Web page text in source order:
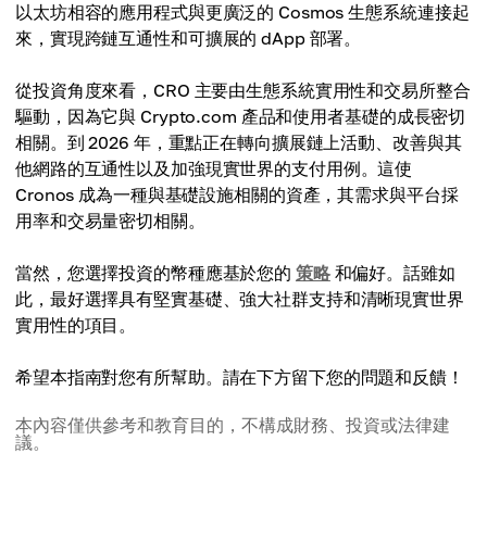
以太坊相容的應用程式與更廣泛的 Cosmos 生態系統連接起
來，實現跨鏈互通性和可擴展的 dApp 部署。
從投資角度來看，CRO 主要由生態系統實用性和交易所整合
驅動，因為它與 Crypto.com 產品和使用者基礎的成長密切
相關。到 2026 年，重點正在轉向擴展鏈上活動、改善與其
他網路的互通性以及加強現實世界的支付用例。這使
Cronos 成為一種與基礎設施相關的資產，其需求與平台採
用率和交易量密切相關。
當然，您選擇投資的幣種應基於您的 策略和偏好。話雖如
此，最好選擇具有堅實基礎、強大社群支持和清晰現實世界
實用性的項目。
希望本指南對您有所幫助。請在下方留下您的問題和反饋！
本內容僅供參考和教育目的，不構成財務、投資或法律建
議。